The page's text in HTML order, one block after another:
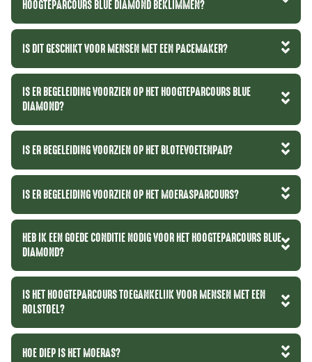
HOOGTEPARCOURS BLUE DIAMOND BEKLIMMEN?
IS DIT GESCHIKT VOOR MENSEN MET EEN PACEMAKER?
IS ER BEGELEIDING VOORZIEN OP HET HOOGTEPARCOURS BLUE
DIAMOND?
IS ER BEGELEIDING VOORZIEN OP HET BLOTEVOETENPAD?
IS ER BEGELEIDING VOORZIEN OP HET MOERASPARCOURS?
HEB IK EEN GOEDE CONDITIE NODIG VOOR HET HOOGTEPARCOURS BLUE
DIAMOND?
IS HET HOOGTEPARCOURS TOEGANKELIJK VOOR MENSEN MET EEN
ROLSTOEL?
HOE DIEP IS HET MOERAS?